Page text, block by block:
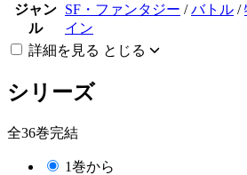
ジャン
ル
SF・ファンタジー /バトル /
イン
詳細を見る とじる
シリーズ
全36巻完結
1巻から